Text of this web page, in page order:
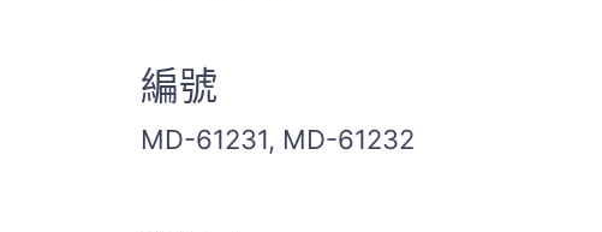
編號
MD-61231, MD-61232